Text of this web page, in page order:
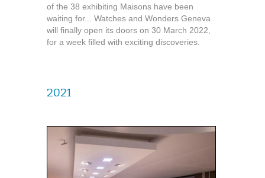
of the 38 exhibiting Maisons have been
waiting for... Watches and Wonders Geneva
will finally open its doors on 30 March 2022,
for a week filled with exciting discoveries.
2021